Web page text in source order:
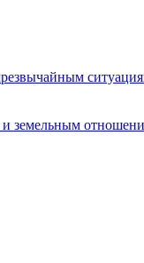
и земельным